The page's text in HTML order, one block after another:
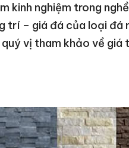
kinh nghiệm trong
trí – giá đá của loại đá
vị tham khảo về giá